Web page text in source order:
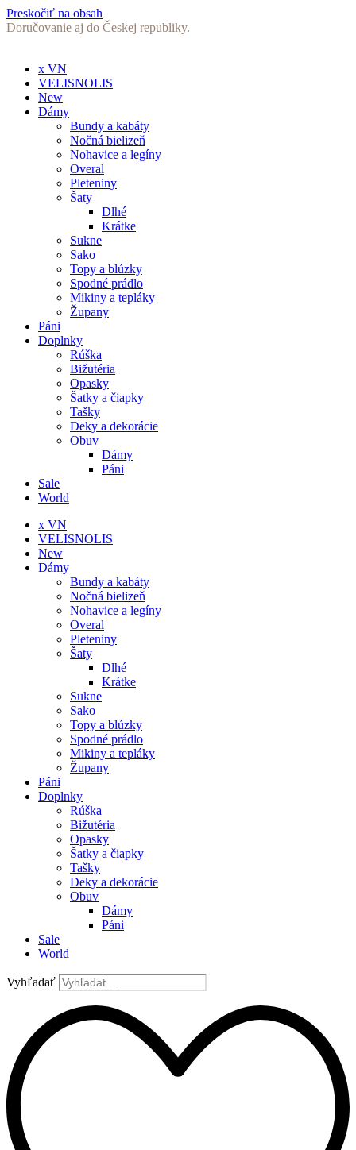
Preskočiť na obsah
Doručovanie aj do Českej republiky.
x VN
VELISNOLIS
New
Dámy
Bundy a kabáty
Nočná bielizeň
Nohavice a legíny
Overal
Pleteniny
Šaty
Dlhé
Krátke
Sukne
Sako
Topy a blúzky
Spodné prádlo
Mikiny a tepláky
Župany
Páni
Doplnky
Rúška
Bižutéria
Opasky
Šatky a čiapky
Tašky
Deky a dekorácie
Obuv
Dámy
Páni
Sale
World
x VN
VELISNOLIS
New
Dámy
Bundy a kabáty
Nočná bielizeň
Nohavice a legíny
Overal
Pleteniny
Šaty
Dlhé
Krátke
Sukne
Sako
Topy a blúzky
Spodné prádlo
Mikiny a tepláky
Župany
Páni
Doplnky
Rúška
Bižutéria
Opasky
Šatky a čiapky
Tašky
Deky a dekorácie
Obuv
Dámy
Páni
Sale
World
Vyhľadať